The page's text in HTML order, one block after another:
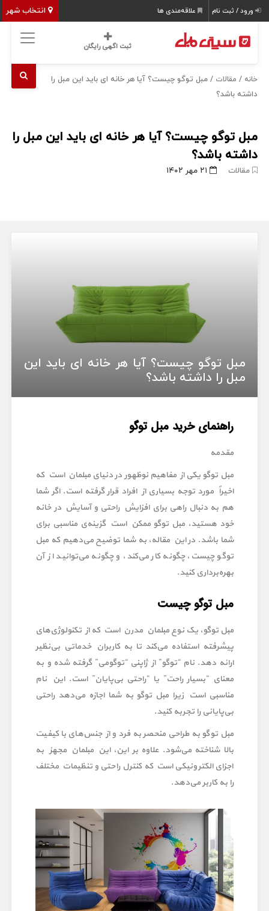
انتخاب شهر ورود / ثبت نام علاقه‌مندی ها
ثبت اگهی رایگان
خانه / مقالات / مبل توگو چیست؟ آیا هر خانه ای باید این مبل را
داشته باشد؟
مبل توگو چیست؟ آیا هر خانه ای باید این مبل را
داشته باشد؟
مقالات
مبل توگو چیست؟ آیا هر خانه ای باید این
مبل را داشته باشد؟
راهنمای خرید مبل توگو
مقدمه
مبل توگو یکی از مفاهیم نوظهور در دنیای مبلمان است که
اخیراً مورد توجه بسیاری از افراد قرار گرفته است. اگر شما
هم به دنبال راهی برای افزایش راحتی و آسایش در خانه
خود هستید، مبل توگو ممکن است گزینه‌ی مناسبی برای
شما باشد. در این مقاله، به شما توضیح می‌دهیم که مبل
توگو چیست، چگونه کار می‌کند، و چگونه می‌توانید از آن
بهره‌برداری کنید.
مبل توگو چیست
مبل توگو، یک نوع مبلمان مدرن است که از تکنولوژی‌های
پیشرفته استفاده می‌کند تا به کاربران خدماتی بی‌نظیر
ارائه دهد. نام “توگو” از ژاپنی “توگومی” گرفته شده و به
معنای “بسیار راحت” یا “راحتی بی‌پایان” است. این نام
مناسبی است زیرا مبل توگو به شما اجازه می‌دهد راحتی
بی‌پایانی را تجربه کنید.
مبل توگو به طراحی منحصر به فرد و از جنس‌های با کیفیت
بالا شناخته می‌شود. علاوه بر این، این مبلمان مجهز به
اجزای الکترونیکی است که کنترل راحتی و تنظیمات مختلف
را به کاربر می‌دهد.